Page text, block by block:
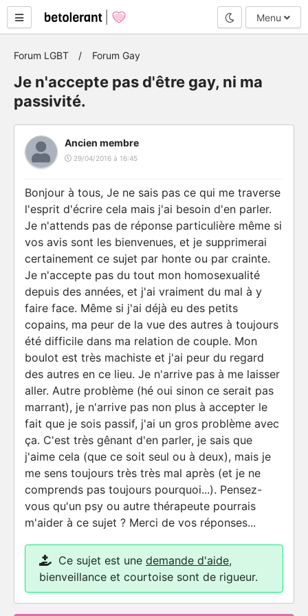
Mode nuit
Menu
Forum LGBT Forum Gay
Je n'accepte pas d'être gay, ni ma
passivité.
Ancien membre
29/04/2016 à 16:45
Bonjour à tous, Je ne sais pas ce qui me traverse
l'esprit d'écrire cela mais j'ai besoin d'en parler.
Je n'attends pas de réponse particulière même si
vos avis sont les bienvenues, et je supprimerai
certainement ce sujet par honte ou par crainte.
Je n'accepte pas du tout mon homosexualité
depuis des années, et j'ai vraiment du mal à y
faire face. Même si j'ai déjà eu des petits
copains, ma peur de la vue des autres à toujours
été difficile dans ma relation de couple. Mon
boulot est très machiste et j'ai peur du regard
des autres en ce lieu. Je n'arrive pas à me laisser
aller. Autre problème (hé oui sinon ce serait pas
marrant), je n'arrive pas non plus à accepter le
fait que je sois passif, j'ai un gros problème avec
ça. C'est très gênant d'en parler, je sais que
j'aime cela (que ce soit seul ou à deux), mais je
me sens toujours très très mal après (et je ne
comprends pas toujours pourquoi...). Pensez-
vous qu'un psy ou autre thérapeute pourrais
m'aider à ce sujet ? Merci de vos réponses...
Ce sujet est une demande d'aide,
bienveillance et courtoise sont de rigueur.